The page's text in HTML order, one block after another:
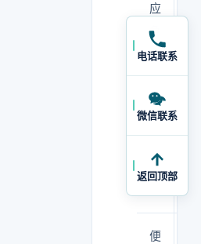
应
急
联
系
人
应
护
便
电话联系
微信联系
返回顶部